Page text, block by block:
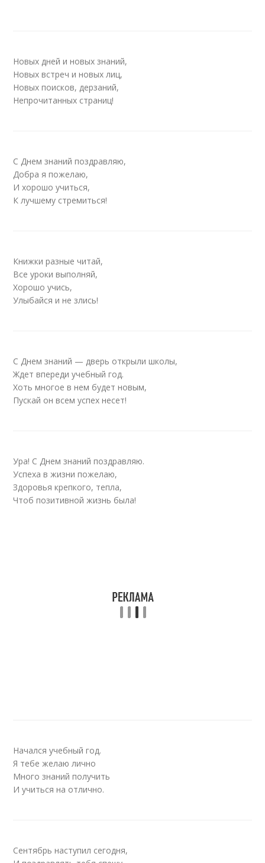
Новых дней и новых знаний,
Новых встреч и новых лиц,
Новых поисков, дерзаний,
Непрочитанных страниц!
С Днем знаний поздравляю,
Добра я пожелаю,
И хорошо учиться,
К лучшему стремиться!
Книжки разные читай,
Все уроки выполняй,
Хорошо учись,
Улыбайся и не злись!
С Днем знаний — дверь открыли школы,
Ждет впереди учебный год.
Хоть многое в нем будет новым,
Пускай он всем успех несет!
Ура! С Днем знаний поздравляю.
Успеха в жизни пожелаю,
Здоровья крепкого, тепла,
Чтоб позитивной жизнь была!
Начался учебный год.
Я тебе желаю лично
Много знаний получить
И учиться на отлично.
Сентябрь наступил сегодня,